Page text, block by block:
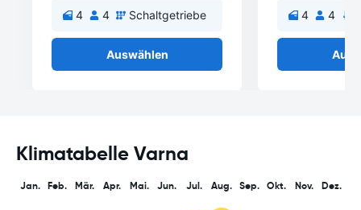
4 4 Schaltgetriebe
Auswählen
4 4
Klimatabelle Varna
Jan. Feb. Mär. Apr. Mai. Jun. Jul. Aug. Sep. Okt. Nov. Dez.